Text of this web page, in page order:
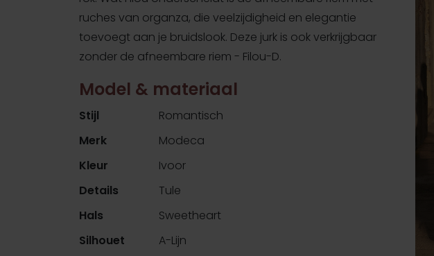
ruches van organza, die veelzijdigheid en elegantie
toevoegt aan je bruidslook. Deze jurk is ook verkrijgbaar
zonder de afneembare riem - Filou-D.
Model & materiaal
Stijl
Romantisch
Merk
Modeca
Kleur
Ivoor
Details
Tule
Hals
Sweetheart
Silhouet
A-Lijn